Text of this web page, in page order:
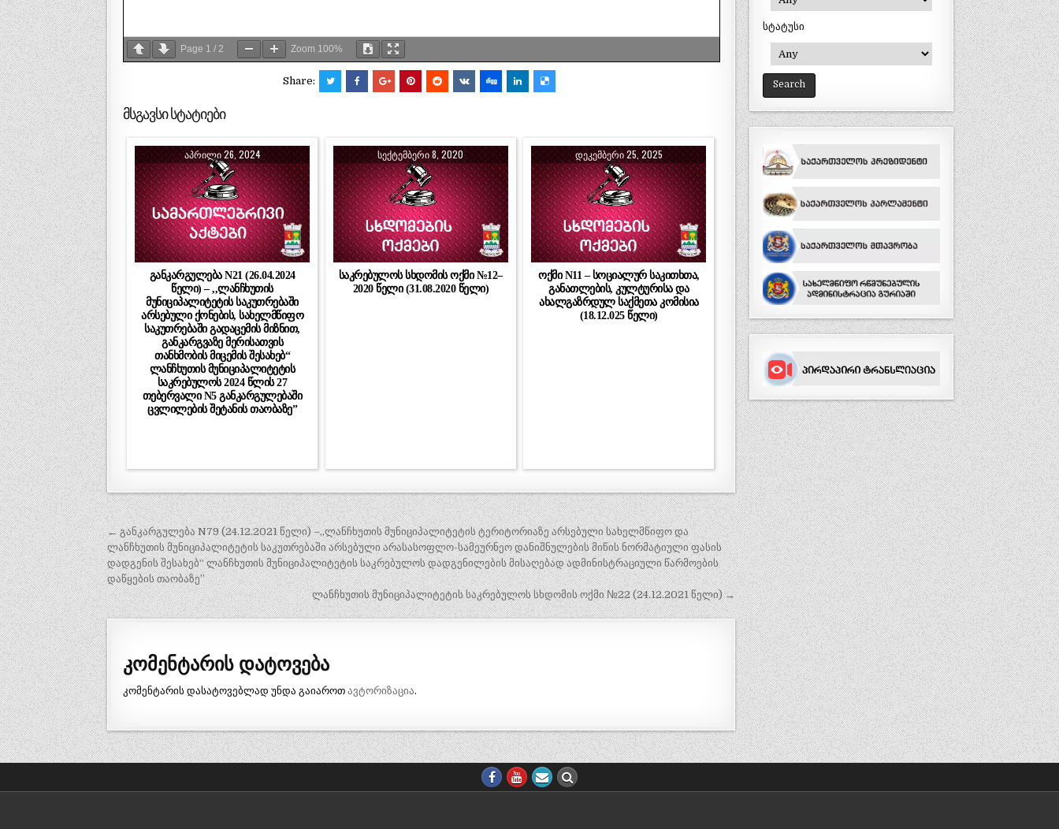
Page 1 / 2 Zoom 100%
Share:
მსგავსი სტატიები
ᲐᲞᲠᲘᲚᲘ 26, 2024
განკარგულება N21 (26.04.2024
წელი) – ,,ლანჩხუთის
მუნიციპალიტეტის საკუთრებაში
არსებული ქონების, სახელმწიფო
საკუთრებაში გადაცემის მიზნით,
განკარგვაზე მერისათვის
თანხმობის მიცემის შესახებ“
ლანჩხუთის მუნიციპალიტეტის
საკრებულოს 2024 წლის 27
თებერვალი N5 განკარგულებაში
ცვლილების შეტანის თაობაზე”
ᲡᲔᲥᲢᲔᲛᲑᲔᲠᲘ 8, 2020
საკრებულოს სხდომის ოქმი №12–
2020 წელი (31.08.2020 წელი)
ᲓᲔᲙᲔᲛᲑᲔᲠᲘ 25, 2025
ოქმი N11 – სოციალურ საკითხთა,
განათლების, კულტურისა და
ახალგაზრდულ საქმეთა კომისია
(18.12.025 წელი)
პოსტის
ნავიგაცია
← განკარგულება N79 (24.12.2021 წელი) –„ლანჩხუთის მუნიციპალიტეტის ტერიტორიაზე არსებული სახელმწიფო და
ლანჩხუთის მუნიციპალიტეტის საკუთრებაში არსებული არასასოფლო-სამეურნეო დანიშნულების მიწის ნორმატიული ფასის
დადგენის შესახებ“ ლანჩხუთის მუნიციპალიტეტის საკრებულოს დადგენილების მისაღებად ადმინისტრაციული წარმოების
დაწყების თაობაზე”
ლანჩხუთის მუნიციპალიტეტის საკრებულოს სხდომის ოქმი №22 (24.12.2021 წელი) →
კომენტარის დატოვება
კომენტარის დასატოვებლად უნდა გაიაროთავტორიზაცია.
სტატუსი